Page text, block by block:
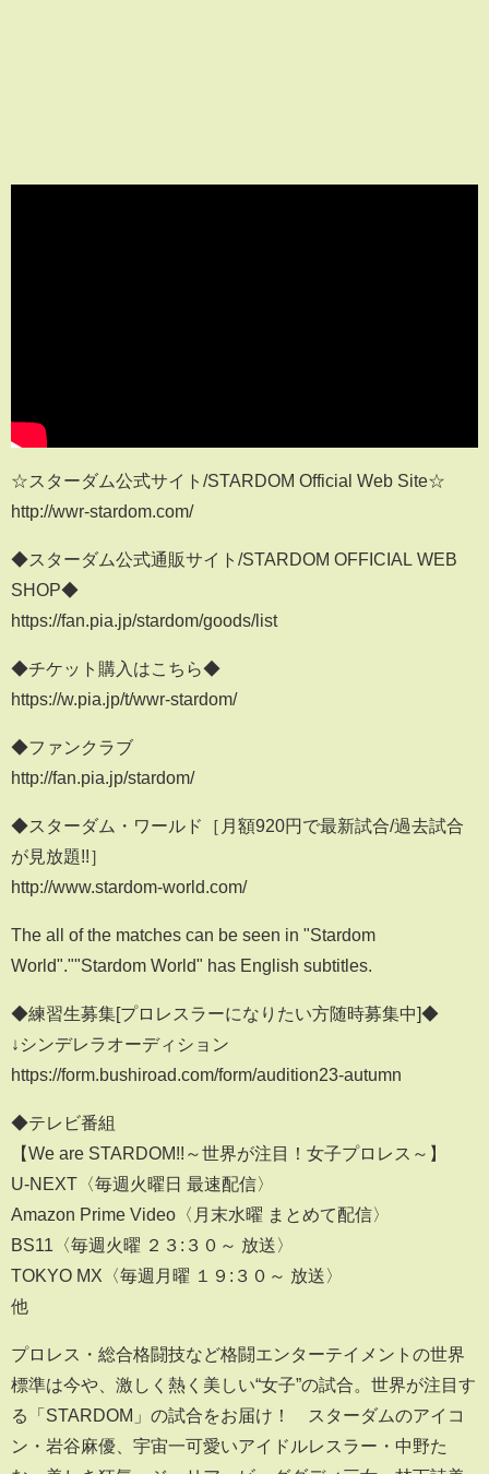
☆スターダム公式サイト/STARDOM Official Web Site☆
http://wwr-stardom.com/
◆スターダム公式通販サイト/STARDOM OFFICIAL WEB
SHOP◆
https://fan.pia.jp/stardom/goods/list
◆チケット購入はこちら◆
https://w.pia.jp/t/wwr-stardom/
◆ファンクラブ
http://fan.pia.jp/stardom/
◆スターダム・ワールド［月額920円で最新試合/過去試合
が見放題!!］
http://www.stardom-world.com/
The all of the matches can be seen in "Stardom
World".""Stardom World" has English subtitles.
◆練習生募集[プロレスラーになりたい方随時募集中]◆
↓シンデレラオーディション
https://form.bushiroad.com/form/audition23-autumn
◆テレビ番組
【We are STARDOM!!～世界が注目！女子プロレス～】
U-NEXT〈毎週火曜日 最速配信〉
Amazon Prime Video〈月末水曜 まとめて配信〉
BS11〈毎週火曜 ２３:３０～ 放送〉
TOKYO MX〈毎週月曜 １９:３０～ 放送〉
他
プロレス・総合格闘技など格闘エンターテイメントの世界
標準は今や、激しく熱く美しい“女子”の試合。世界が注目す
る「STARDOM」の試合をお届け！ スターダムのアイコ
ン・岩谷麻優、宇宙一可愛いアイドルレスラー・中野た